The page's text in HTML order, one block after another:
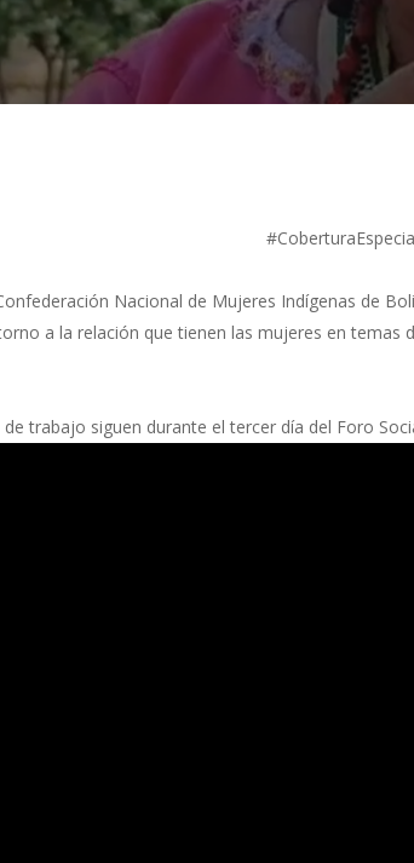
Nacional de Mujeres Indígenas de
a la relación que tienen las mujeres en
trabajo siguen durante el tercer día del Foro